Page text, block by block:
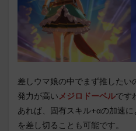
差しウマ娘の中でまず推したい
発力が高い メジロドーベルです
あれば、固有スキル+αの加速
を差し切ることも可能です。